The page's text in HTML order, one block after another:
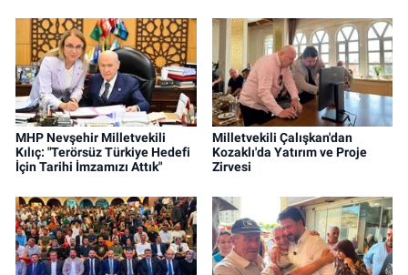
MHP Nevşehir Milletvekili
Kılıç: "Terörsüz Türkiye Hedefi
İçin Tarihi İmzamızı Attık"
Milletvekili Çalışkan'dan
Kozaklı'da Yatırım ve Proje
Zirvesi